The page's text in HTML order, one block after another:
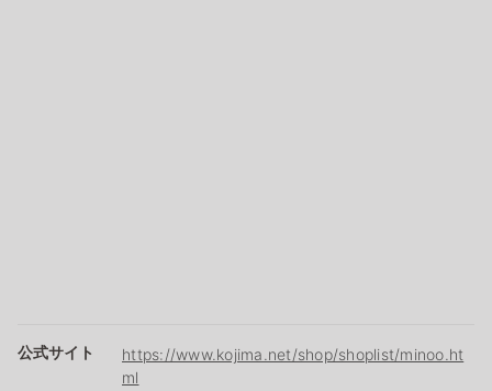
公式サイト
https://www.kojima.net/shop/shoplist/minoo.ht
ml